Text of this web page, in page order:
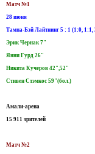
Матч №1
28 июня
Тампа-Бэй Лайтнинг 5 : 1 (1:0,
Эрик Чернак 7"
Янни Гурд 26"
Никита Кучеров 42",52"
Стивен Стэмкос 59"(бол.)
Амали-арена
15 911 зрителей
Матч №2